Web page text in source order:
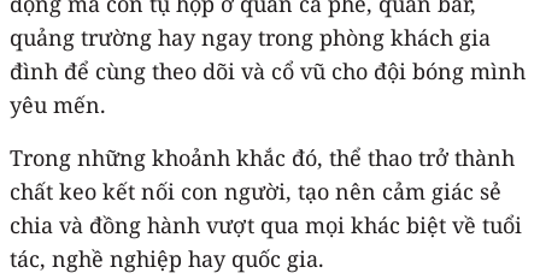
quảng trường hay ngay trong phòng khách gia
đình để cùng theo dõi và cổ vũ cho đội bóng mình
yêu mến.
Trong những khoảnh khắc đó, thể thao trở thành
chất keo kết nối con người, tạo nên cảm giác sẻ
chia và đồng hành vượt qua mọi khác biệt về tuổi
tác, nghề nghiệp hay quốc gia.